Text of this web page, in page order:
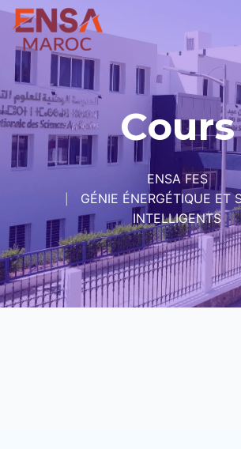
Cours
ENSA FES
GÉNIE ÉNERGÉTIQUE ET
INTELLIGENTS